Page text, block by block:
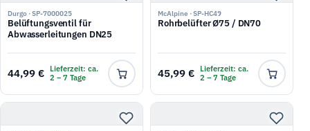
Durgo · SP-7000025
Belüftungsventil für
Abwasserleitungen DN25
44,99 €
Lieferzeit: ca.
2 – 7 Tage
McAlpine · SP-HC49
Rohrbelüfter Ø75 / DN70
45,99 €
Lieferzeit: ca.
2 – 7 Tage